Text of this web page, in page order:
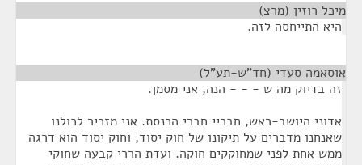
מיכל רוזין (מרצ)
היא התייחסה לזה.
אוסאמה סעדי (חד"ש-תע"ל)
זה בדיוק מה ש - - - הנה, אני מסמן.
אדוני היושב-ראש, חבריי חברי הכנסת. אני מזכיר לכולנו
שאנחנו מדברים על תיקונו של חוק יסוד, וחוק יסוד הוא דרגה
ממש אחת לפני שמחוקקים חוקה. ועדת הררי קבעה שחוקי